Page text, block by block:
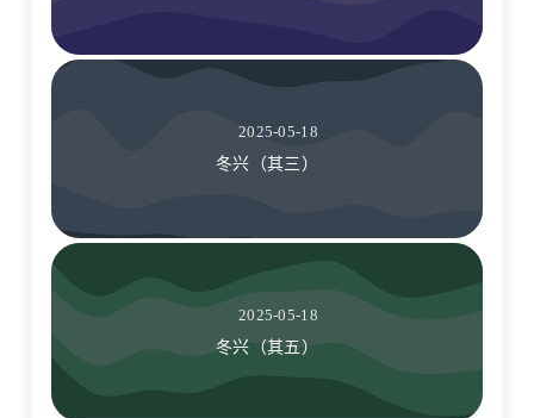
2025-05-18
冬兴（其三）
2025-05-18
冬兴（其五）